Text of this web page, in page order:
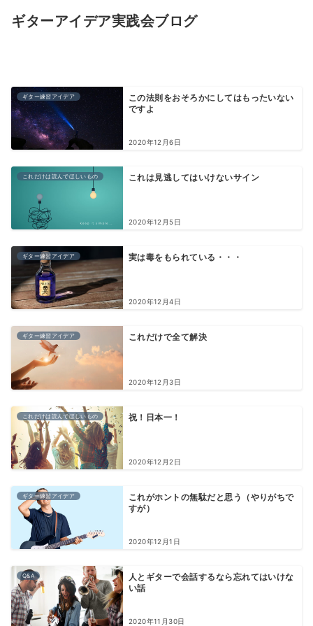
ギターアイデア実践会ブログ
ギター練習アイデア
この法則をおそろかにしてはもったいない
ですよ
2020年12月6日
これだけは読んでほしいもの これは見逃してはいけないサイン
2020年12月5日
ギター練習アイデア 実は毒をもられている・・・
2020年12月4日
ギター練習アイデア これだけで全て解決
2020年12月3日
これだけは読んでほしいもの 祝！日本一！
2020年12月2日
ギター練習アイデア
これがホントの無駄だと思う（やりがちで
すが）
2020年12月1日
Q&A
人とギターで会話するなら忘れてはいけな
い話
2020年11月30日